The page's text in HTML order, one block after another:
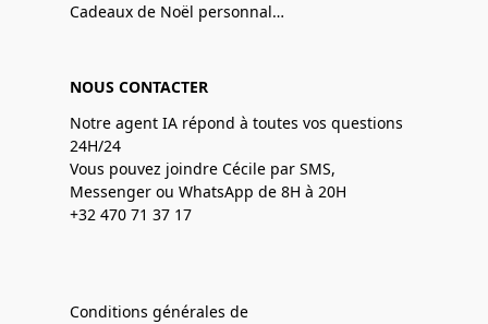
Cadeaux de Noël personnalisé Belgique
NOUS CONTACTER
Notre agent IA répond à toutes vos questions
24H/24
Vous pouvez joindre Cécile par SMS,
Messenger ou WhatsApp de 8H à 20H
+32 470 71 37 17
Conditions générales de